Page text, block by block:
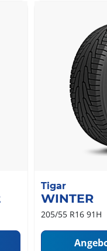
Tigar
WINTER
205/55 R16 91H